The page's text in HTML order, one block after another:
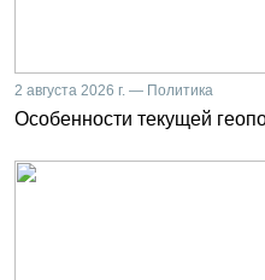
2 августа 2026 г. — Политика
Особенности текущей